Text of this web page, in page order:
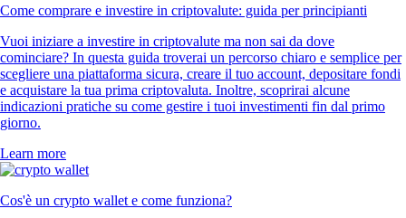
Come comprare e investire in criptovalute: guida per principianti
Vuoi iniziare a investire in criptovalute ma non sai da dove
cominciare? In questa guida troverai un percorso chiaro e semplice per
scegliere una piattaforma sicura, creare il tuo account, depositare fondi
e acquistare la tua prima criptovaluta. Inoltre, scoprirai alcune
indicazioni pratiche su come gestire i tuoi investimenti fin dal primo
giorno.
Learn more
Cos'è un crypto wallet e come funziona?